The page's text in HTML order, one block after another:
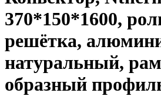
370*150*1600,
решётка,
натуральный,
образный